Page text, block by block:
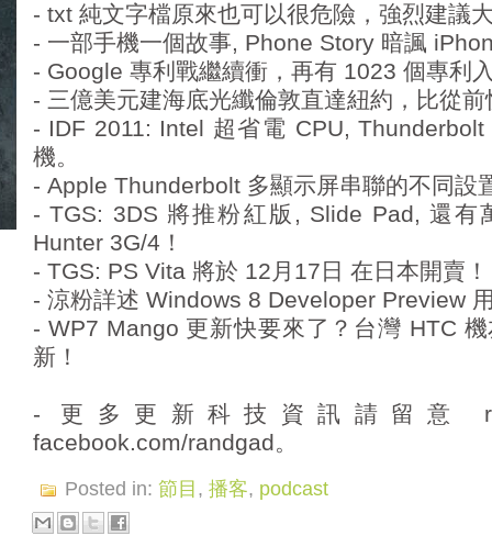
- txt 純文字檔原來也可以很危險，強烈建議
- 一部手機一個故事, Phone Story 暗諷
- Google 專利戰繼續衝，再有 1023 個專利
- 三億美元建海底光纖倫敦直達紐約，比從
- IDF 2011: Intel 超省電 CPU,
機。
- Apple Thunderbolt 多顯示屏串聯的不同設
- TGS: 3DS 將推粉紅版, Slide Pad, 還有
Hunter 3G/4！
- TGS: PS Vita 將於 12月17日 在日本開賣！
- 涼粉詳述 Windows 8 Developer Preview
- WP7 Mango 更新快要來了？台灣 HTC
新！
- 更多更新科技資訊請留意
facebook.com/randgad。
Posted in: 節目, 播客, podcast